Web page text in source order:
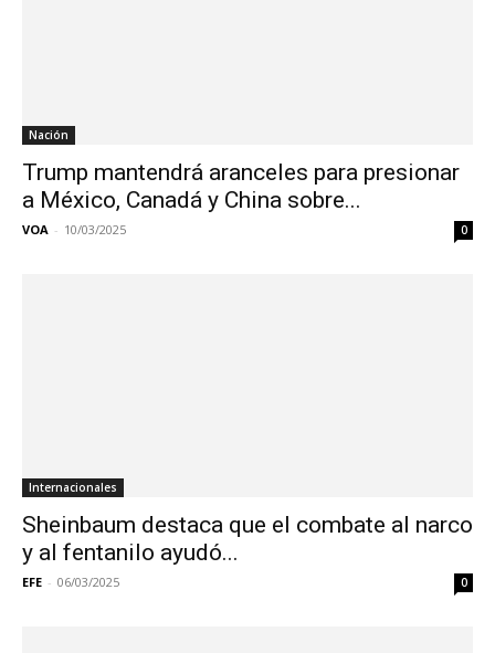
Nación
Trump mantendrá aranceles para presionar
a México, Canadá y China sobre...
VOA - 10/03/2025 0
Internacionales
Sheinbaum destaca que el combate al narco
y al fentanilo ayudó...
EFE - 06/03/2025 0